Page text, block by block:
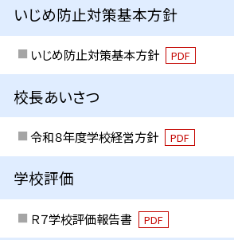
いじめ防止対策基本方針
いじめ防止対策基本方針 PDF
校長あいさつ
令和８年度学校経営方針 PDF
学校評価
Ｒ７学校評価報告書 PDF